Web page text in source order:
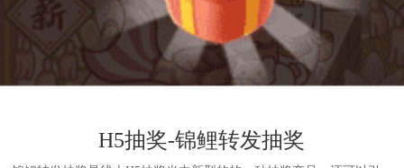
H5抽奖-锦鲤转发抽奖